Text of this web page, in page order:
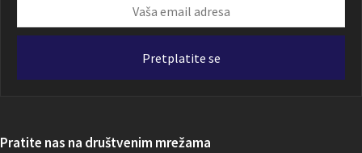
email
Pretplatite se
Pratite nas na društvenim mrežama